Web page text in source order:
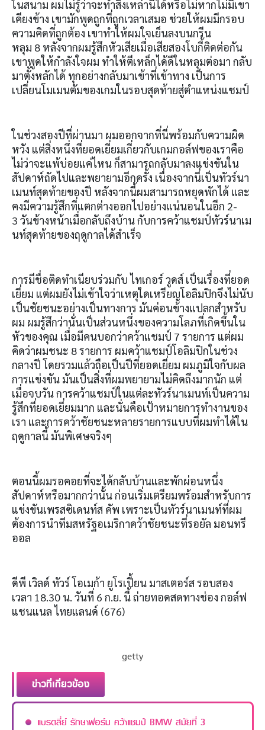
ในสนาม ผมไม่รู้ว่าจะทำสิ่งเหล่านี้ได้หรือไม่หากไม่มีเขา
เคียงข้าง เขามักพูดถูกที่ถูกเวลาเสมอ ช่วยให้ผมมีกรอบ
ความคิดที่ถูกต้อง เขาทำให้ผมใจเย็นลงบนกรีน
หลุม 8 หลังจากผมรู้สึกหัวเสียเมื่อเสียสองโบกี้ติดต่อกัน
เขาพูดให้กำลังใจผม ทำให้ตีเหล็กได้ดีในหลุมต่อมา กลับ
มาตั้งหลักได้ ทุกอย่างกลับมาเข้าที่เข้าทาง เป็นการ
เปลี่ยนโมเมนตัมของเกมในรอบสุดท้ายสู่ตำแหน่งแชมป์
ในช่วงสองปีที่ผ่านมา ผมออกจากที่นี่พร้อมกับความผิด
หวัง แต่สิ่งหนึ่งที่ยอดเยี่ยมเกี่ยวกับเกมกอล์ฟของเราคือ
ไม่ว่าจะแพ้บ่อยแค่ไหน ก็สามารถกลับมาลงแข่งขันใน
สัปดาห์ถัดไปและพยายามอีกครั้ง เนื่องจากนี่เป็นทัวร์นา
เมนท์สุดท้ายของปี หลังจากนี้ผมสามารถหยุดพักได้ และ
คงมีความรู้สึกที่แตกต่างออกไปอย่างแน่นอนในอีก 2-
3 วันข้างหน้าเมื่อกลับถึงบ้าน กับการคว้าแชมป์ทัวร์นาเม
นท์สุดท้ายของฤดูกาลได้สำเร็จ
การมีชื่อติดทำเนียบร่วมกับ ไทเกอร์ วูดส์ เป็นเรื่องที่ยอด
เยี่ยม แต่ผมยังไม่เข้าใจว่าเหตุใดเหรียญโอลิมปิกจึงไม่นับ
เป็นชัยชนะอย่างเป็นทางการ มันค่อนข้างแปลกสำหรับ
ผม ผมรู้สึกว่านั่นเป็นส่วนหนึ่งของความโลภที่เกิดขึ้นใน
หัวของคุณ เมื่อมีคนบอกว่าคว้าแชมป์ 7 รายการ แต่ผม
คิดว่าผมชนะ 8รายการ ผมคว้าแชมป์โอลิมปิกในช่วง
กลางปี โดยรวมแล้วถือเป็นปีที่ยอดเยี่ยม ผมภูมิใจกับผล
การแข่งขัน มันเป็นสิ่งที่ผมพยายามไม่คิดถึงมากนัก แต่
เมื่อจบวัน การคว้าแชมป์ในแต่ละทัวร์นาเมนท์เป็นความ
รู้สึกที่ยอดเยี่ยมมาก และนั่นคือเป้าหมายการทำงานของ
เรา และการคว้าชัยชนะหลายรายการแบบที่ผมทำได้ใน
ฤดูกาลนี้ มันพิเศษจริงๆ
ตอนนี้ผมรอคอยที่จะได้กลับบ้านและพักผ่อนหนึ่ง
สัปดาห์หรือมากกว่านั้น ก่อนเริ่มเตรียมพร้อมสำหรับการ
แข่งขันเพรสซิเดนท์ส คัพ เพราะเป็นทัวร์นาเมนท์ที่ผม
ต้องการนำทีมสหรัฐอเมริกาคว้าชัยชนะที่รอยัล มอนทรี
ออล
ดีพี เวิลด์ ทัวร์ โอเมก้า ยูโรเปี้ยน มาสเตอร์ส รอบสอง
เวลา 18.30 น วันที่ 6 ก ย นี้ ถ่ายทอดสดทางช่อง กอล์ฟ
แชนแนล ไทยแลนด์ (676)
getty
ข่าวที่เกี่ยวข้อง
แบรดลี่ย์ รักษาฟอร์ม คว้าแชมป์ BMW สมัยที่ 3